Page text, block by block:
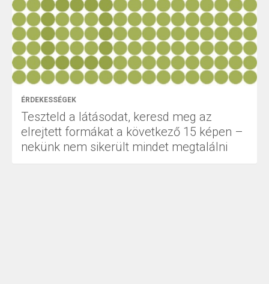
ÉRDEKESSÉGEK
Teszteld a látásodat, keresd meg az
elrejtett formákat a következő 15 képen –
nekünk nem sikerült mindet megtalálni